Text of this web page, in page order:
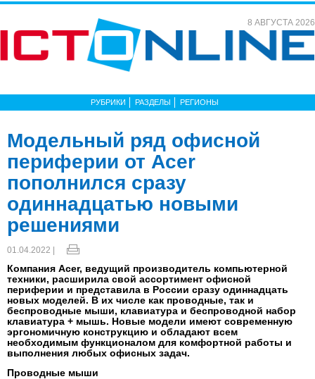
8 АВГУСТА 2026
РУБРИКИ РАЗДЕЛЫ РЕГИОНЫ
Модельный ряд офисной
периферии от Acer
пополнился сразу
одиннадцатью новыми
решениями
01.04.2022 |
Компания Acer, ведущий производитель компьютерной
техники, расширила свой ассортимент офисной
периферии и представила в России сразу одиннадцать
новых моделей. В их числе как проводные, так и
беспроводные мыши, клавиатура и беспроводной набор
клавиатура + мышь. Новые модели имеют современную
эргономичную конструкцию и обладают всем
необходимым функционалом для комфортной работы и
выполнения любых офисных задач.
Проводные мыши